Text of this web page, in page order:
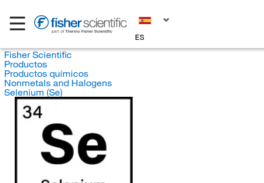
ES
Fisher Scientific
Productos
Productos químicos
Nonmetals and Halogens
Selenium (Se)